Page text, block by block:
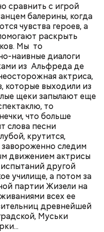
сравнить с игрой
балерины, когда
чувства героев, а
раскрыть
Мы то
наивные диалоги
из Альфреда де
актриса,
которые выходили из
щеки запылают еще
то
что больше
слова песни
крутится,
следим
движением актрисы
другой
училище, а потом за
партии Жизели на
всех ее
древнейшей
Муськи
(Джоан Уэйли-
Винсу (Майкл
двух
чемоданчик с
отправляется в
подальше от места
Фэй обращается
Джеку и просит
году фильм
детективного
статус
способствовала
получившего
с супругой.
1999)